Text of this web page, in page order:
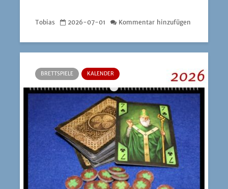
Tobias 2026-07-01 Kommentar hinzufügen
BRETTSPIELE KALENDER